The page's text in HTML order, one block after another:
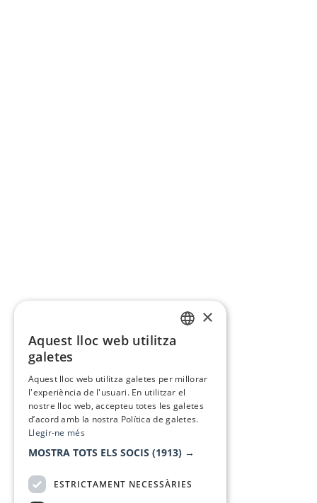
×
Aquest lloc web utilitza
galetes
Aquest lloc web utilitza galetes per millorar
l'experiència de l'usuari. En utilitzar el
nostre lloc web, accepteu totes les galetes
d’acord amb la nostra Política de galetes.
Llegir-ne més
MOSTRA TOTS ELS SOCIS (1913) →
ESTRICTAMENT NECESSÀRIES